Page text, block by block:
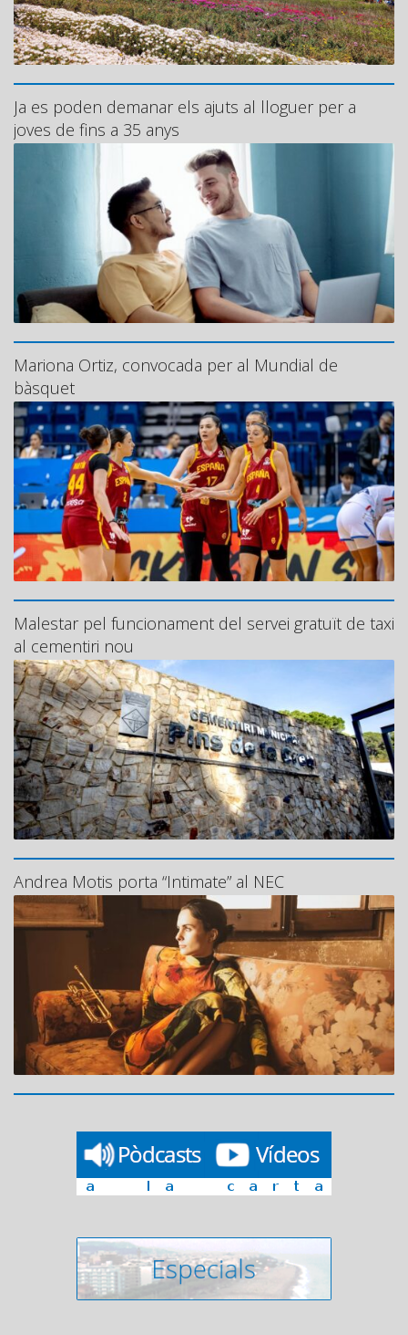
Ja es poden demanar els ajuts al lloguer per a
joves de fins a 35 anys
Mariona Ortiz, convocada per al Mundial de
bàsquet
Malestar pel funcionament del servei gratuït de taxi
al cementiri nou
Andrea Motis porta “Intimate” al NEC